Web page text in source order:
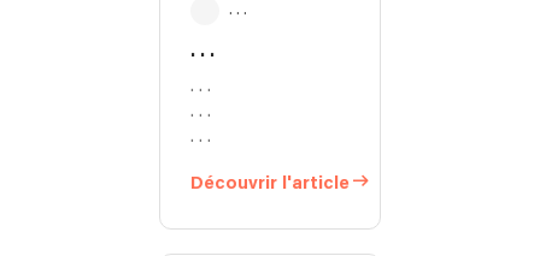
. . .
. . .
. . .
. . .
. . .
Découvrir l'article